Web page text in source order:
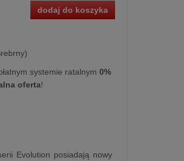
dodaj do koszyka
systemie ratalnym 0%
oferta!
Evolution posiadają nowy